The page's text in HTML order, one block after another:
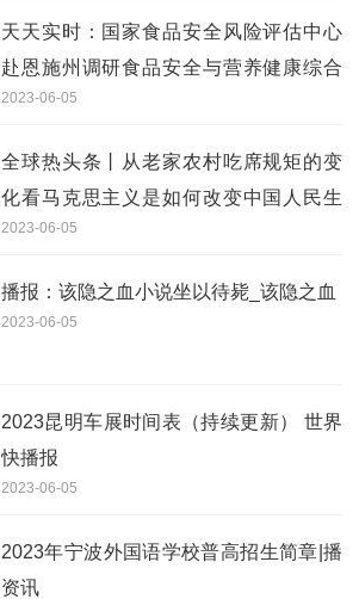
天天实时：国家食品安全风险评估中心
赴恩施州调研食品安全与营养健康综合
试验区工作
2023-06-05
全球热头条丨从老家农村吃席规矩的变
化看马克思主义是如何改变中国人民生
活的
2023-06-05
播报：该隐之血小说坐以待毙_该隐之血
2023-06-05
2023昆明车展时间表（持续更新） 世界
快播报
2023-06-05
2023年宁波外国语学校普高招生简章|播
资讯